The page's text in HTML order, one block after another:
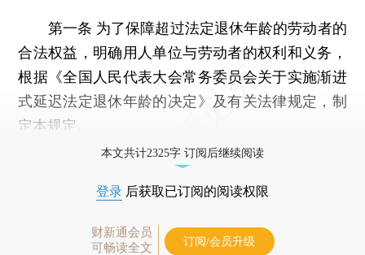
第一条 为了保障超过法定退休年龄的劳动者的
合法权益，明确用人单位与劳动者的权利和义务，
根据《全国人民代表大会常务委员会关于实施渐进
式延迟法定退休年龄的决定》及有关法律规定，制
定本规定。
本文共计2325字 订阅后继续阅读
登录 后获取已订阅的阅读权限
财新通会员
可畅读全文
订阅/会员升级